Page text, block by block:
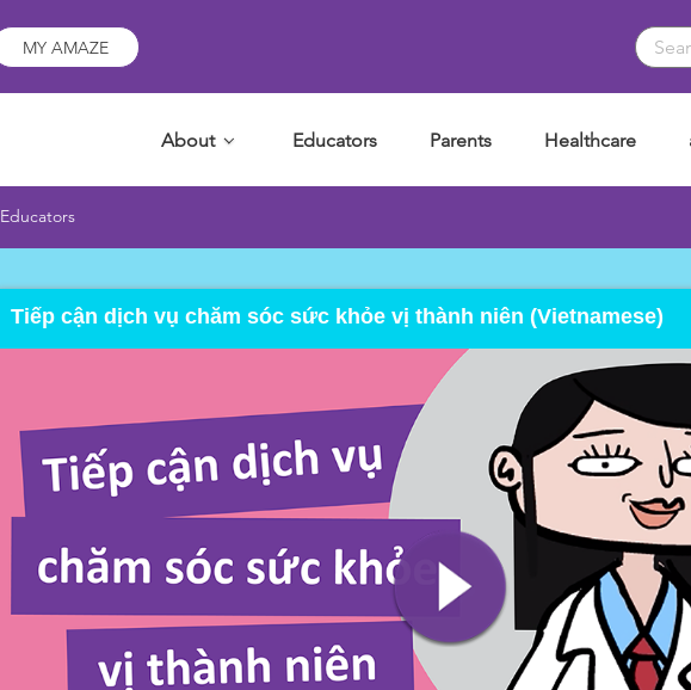
MY AMAZE
Educators Parents Healthcare
About
Educators
Tiếp cận dịch vụ chăm sóc sức khỏe vị thành niên (Vietnamese)